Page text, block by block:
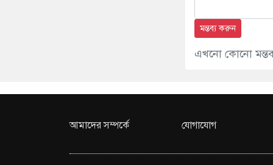
মন্তব্য করুন
এখনো কোনো
আমাদের সম্পর্কে যোগাযোগ